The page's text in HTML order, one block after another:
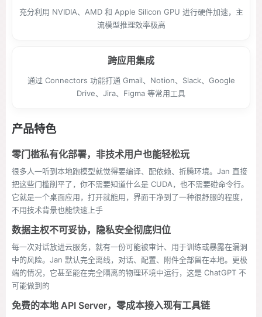
充分利用 NVIDIA、AMD 和 Apple Silicon GPU 进行硬件加速，主
流模型推理效率极高
跨应用集成
通过 Connectors 功能打通 Gmail、Notion、Slack、Google
Drive、Jira、Figma 等常用工具
产品特色
零门槛私有化部署，非技术用户也能轻松玩
很多人一听到本地跑模型就觉得要编译、配依赖、折腾环境。Jan 直接
把这些门槛削平了，你不需要知道什么是 CUDA，也不需要碰命令行。
它就是一个桌面应用，打开就能用，界面干净到了一种很舒服的程度，
不用技术背景也能快速上手
数据主权不可妥协，隐私安全彻底归位
每一次对话放进云服务，就有一份可能被审计、用于训练或暴露在漏洞
中的风险。Jan 默认完全离线，对话、配置、附件全部留在本地。更极
端的情况，它甚至能在完全隔离的物理环境中运行，这是 ChatGPT 不
可能做到的
免费的本地 API Server，零成本接入现有工具链